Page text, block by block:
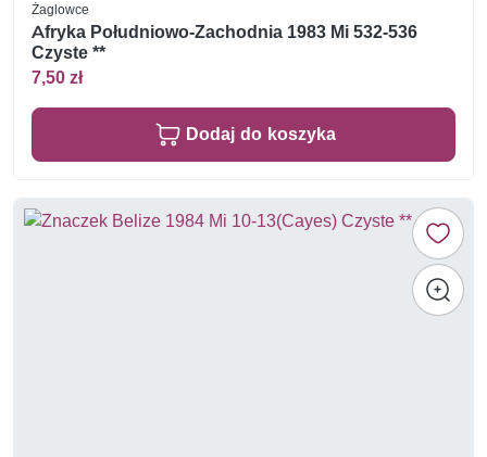
Żaglowce
Afryka Południowo-Zachodnia 1983 Mi 532-536
Czyste **
7,50 zł
Dodaj do koszyka